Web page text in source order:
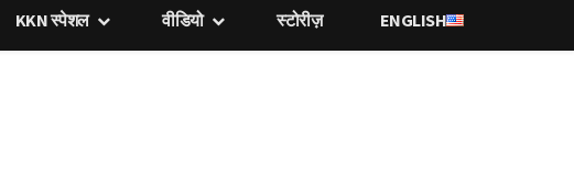
KKN स्पेशल वीडियो स्टोरीज़ ENGLISH